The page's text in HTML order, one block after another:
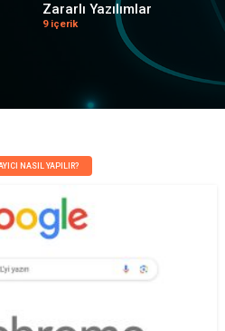
Zararlı Yazılımlar
9 içerik
NASIL YAPILIR?